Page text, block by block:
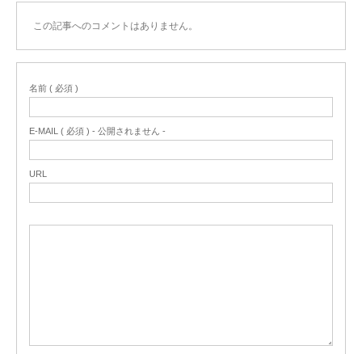
この記事へのコメントはありません。
名前 ( 必須 )
E-MAIL ( 必須 ) - 公開されません -
URL